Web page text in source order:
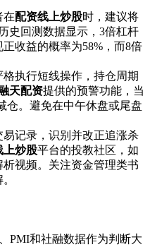
在配资线上炒股时，建议将
史回测数据显示，3倍杠杆
收益的概率为58%，而8倍
执行短线操作，持仓周期
天配资提供的预警功能，当
仓。避免在中午休盘或尾盘
易记录，识别并改正追涨杀
上炒股平台的投教社区，如
视频。关注资金管理类书
PMI和社融数据作为判断大